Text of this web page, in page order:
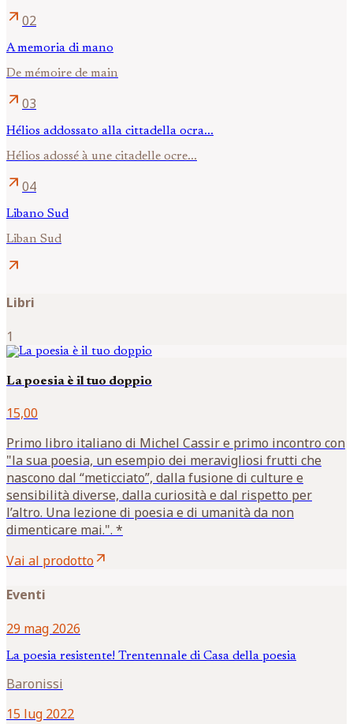
arrow_outward 02
A memoria di mano
De mémoire de main
arrow_outward 03
Hélios addossato alla cittadella ocra...
Hélios adossé à une citadelle ocre...
arrow_outward 04
Libano Sud
Liban Sud
arrow_outward
Libri
1
La poesia è il tuo doppio
15,00
Primo libro italiano di Michel Cassir e primo incontro con
"la sua poesia, un esempio dei meravigliosi frutti che
nascono dal “meticciato”, dalla fusione di culture e
sensibilità diverse, dalla curiosità e dal rispetto per
l’altro. Una lezione di poesia e di umanità da non
dimenticare mai.". *
Vai al prodottoarrow_outward
Eventi
29 mag 2026
La poesia resistente! Trentennale di Casa della poesia
Baronissi
15 lug 2022